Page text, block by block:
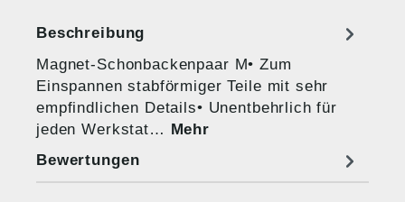
Beschreibung
Magnet-Schonbackenpaar M• Zum
Einspannen stabförmiger Teile mit sehr
empfindlichen Details• Unentbehrlich für
jeden Werkstat… Mehr
Bewertungen